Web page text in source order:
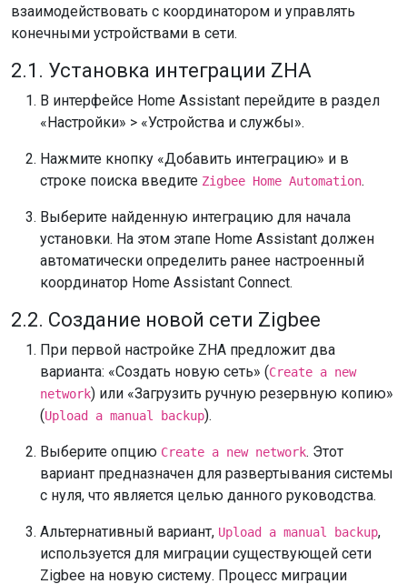
взаимодействовать с координатором и управлять
конечными устройствами в сети.
2.1. Установка интеграции ZHA
В интерфейсе Home Assistant перейдите в раздел
«Настройки» > «Устройства и службы».
Нажмите кнопку «Добавить интеграцию» и в
строке поиска введите Zigbee Home Automation.
Выберите найденную интеграцию для начала
установки. На этом этапе Home Assistant должен
автоматически определить ранее настроенный
координатор Home Assistant Connect.
2.2. Создание новой сети Zigbee
При первой настройке ZHA предложит два
варианта: «Создать новую сеть» (Create a new
network) или «Загрузить ручную резервную копию»
(Upload a manual backup).
Выберите опцию Create a new network. Этот
вариант предназначен для развертывания системы
с нуля, что является целью данного руководства.
Альтернативный вариант, Upload a manual backup,
используется для миграции существующей сети
Zigbee на новую систему. Процесс миграции